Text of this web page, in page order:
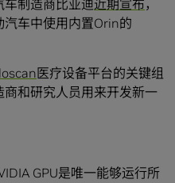
制造商比亚迪近期宣布，
车中使用内置Orin的
医疗设备平台的关键组
和研究人员用来开发新一
GPU是唯一能够运行所